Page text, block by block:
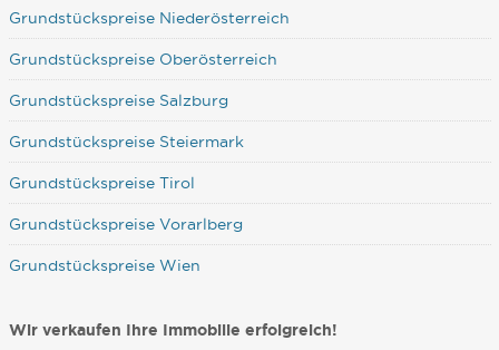
Grundstückspreise Niederösterreich
Grundstückspreise Oberösterreich
Grundstückspreise Salzburg
Grundstückspreise Steiermark
Grundstückspreise Tirol
Grundstückspreise Vorarlberg
Grundstückspreise Wien
Wir verkaufen Ihre Immobilie erfolgreich!